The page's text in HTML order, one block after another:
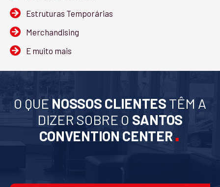
Estruturas Temporárias
Merchandising
E muito mais
O QUENOSSOS CLIENTES TÊM A
DIZER SOBRE O SANTOS
CONVENTION CENTER.